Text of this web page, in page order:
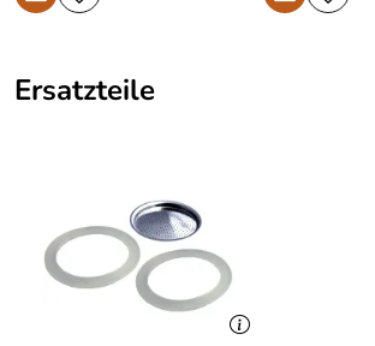
Ersatzteile